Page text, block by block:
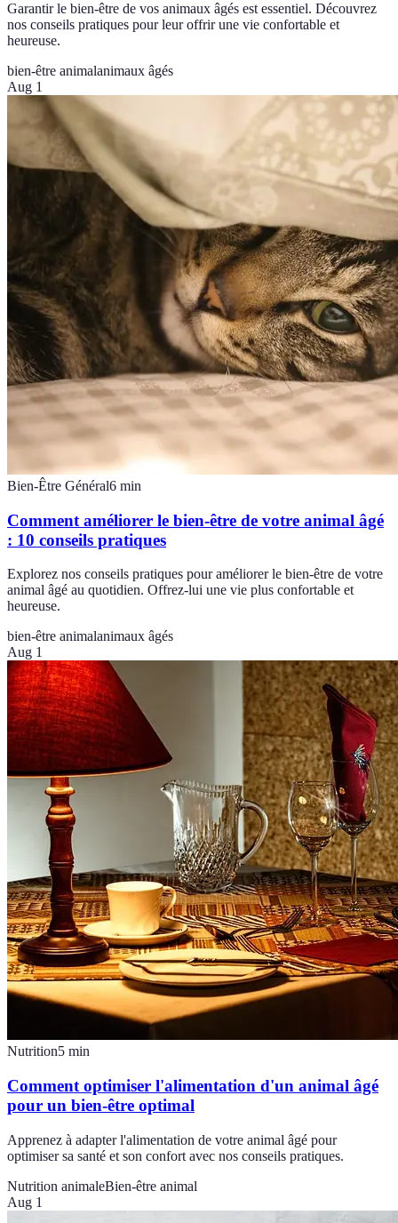
Garantir le bien-être de vos animaux âgés est essentiel. Découvrez
nos conseils pratiques pour leur offrir une vie confortable et
heureuse.
bien-être animalanimaux âgés
Aug 1
Bien-Être Général6 min
Comment améliorer le bien-être de votre animal âgé
: 10 conseils pratiques
Explorez nos conseils pratiques pour améliorer le bien-être de votre
animal âgé au quotidien. Offrez-lui une vie plus confortable et
heureuse.
bien-être animalanimaux âgés
Aug 1
Nutrition5 min
Comment optimiser l'alimentation d'un animal âgé
pour un bien-être optimal
Apprenez à adapter l'alimentation de votre animal âgé pour
optimiser sa santé et son confort avec nos conseils pratiques.
Nutrition animaleBien-être animal
Aug 1